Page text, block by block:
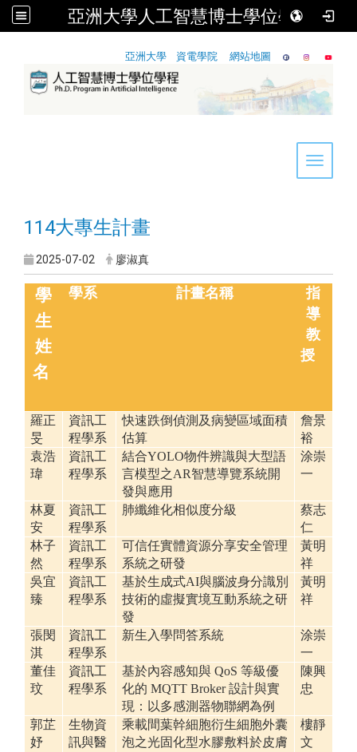
亞洲大學人工智慧博士學位學程
亞洲大學 資電學院 網站地圖
Toggle
114大專生計畫
2025-07-02 廖淑真
學
生
姓
名
學系 計畫名稱
指
導
教
授
羅正
旻
資訊工
程學系
快速跌倒偵測及病變區域面積
估算
詹景
裕
袁浩
瑋
資訊工
程學系
結合YOLO物件辨識與大型語
言模型之AR智慧導覽系統開
發與應用
涂崇
一
林夏
安
資訊工
程學系
肺纖維化相似度分級
蔡志
仁
林子
然
資訊工
程學系
可信任實體資源分享安全管理
系統之研發
黃明
祥
吳宜
臻
資訊工
程學系
基於生成式AI與腦波身分識別
技術的虛擬實境互動系統之研
發
黃明
祥
張閔
淇
資訊工
程學系
新生入學問答系統
涂崇
一
董佳
玟
資訊工
程學系
基於內容感知與 QoS 等級優
化的 MQTT Broker 設計與實
現：以多感測器物聯網為例
陳興
忠
郭芷
妤
生物資
訊與醫
乘載間葉幹細胞衍生細胞外囊
泡之光固化型水膠敷料於皮膚
樓靜
文